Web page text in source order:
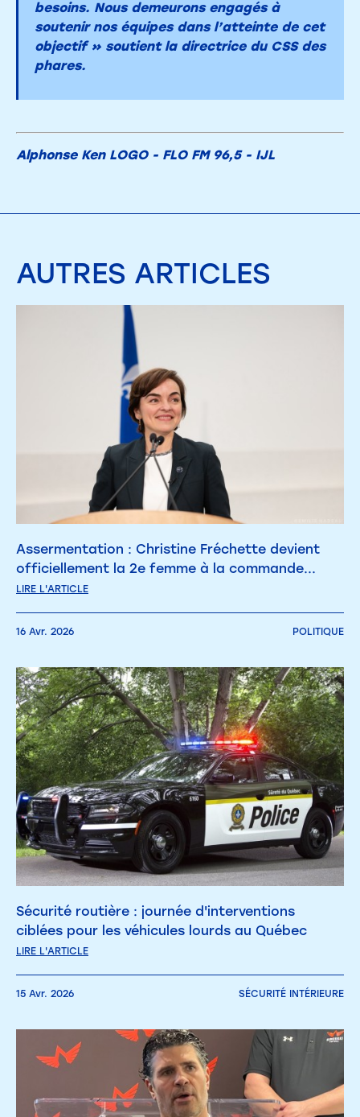
besoins. Nous demeurons engagés à
soutenir nos équipes dans l’atteinte de cet
objectif » soutient la directrice du CSS des
phares.
Alphonse Ken LOGO - FLO FM 96,5 - IJL
AUTRES ARTICLES
Assermentation : Christine Fréchette devient
officiellement la 2e femme à la commande...
LIRE L'ARTICLE
16 Avr. 2026 POLITIQUE
Sécurité routière : journée d'interventions
ciblées pour les véhicules lourds au Québec
LIRE L'ARTICLE
15 Avr. 2026 SÉCURITÉ INTÉRIEURE